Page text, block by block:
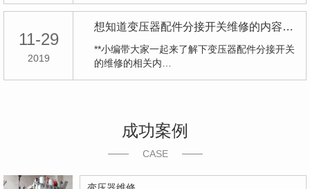
11-29
2019
想知道变压器配件分接开关维修的内容吗？
**小编带大家一起来了解下变压器配件分接开关
的维修的相关内…
成功案例
CASE